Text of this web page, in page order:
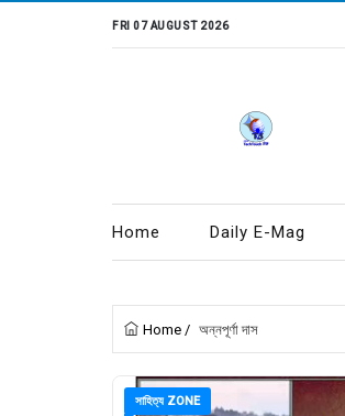
FRI 07 AUGUST 2026
Home Daily E-Mag
Home / অন্নপূর্ণা দাস
সাহিত্য ZONE